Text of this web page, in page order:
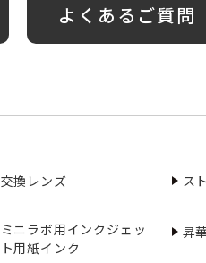
よくあるご質問
交換レンズ ス
ミニラボ用インクジェッ
ト用紙インク
昇